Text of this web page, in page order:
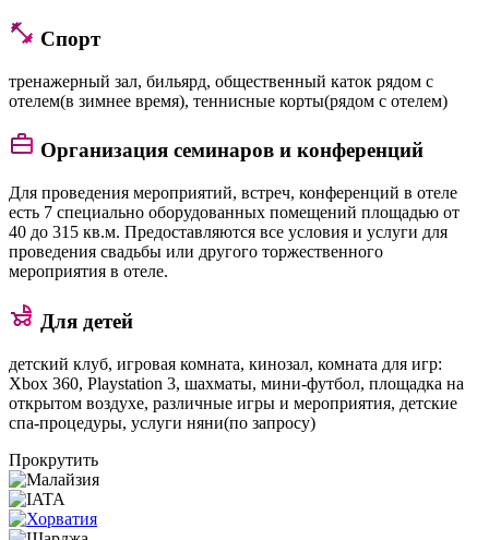
Спорт
тренажерный зал, бильярд, общественный каток рядом с
отелем(в зимнее время), теннисные корты(рядом с отелем)
Организация семинаров и конференций
Для проведения мероприятий, встреч, конференций в отеле
есть 7 специально оборудованных помещений площадью от
40 до 315 кв.м. Предоставляются все условия и услуги для
проведения свадьбы или другого торжественного
мероприятия в отеле.
Для детей
детский клуб, игровая комната, кинозал, комната для игр:
Xbox 360, Playstation 3, шахматы, мини-футбол, площадка на
открытом воздухе, различные игры и мероприятия, детские
спа-процедуры, услуги няни(по запросу)
Прокрутить